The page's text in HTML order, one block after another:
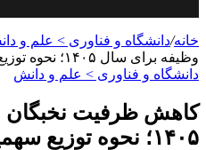
خانه/دانشگاه و فناوری > علم و
وظیفه برای سال ۱۴۰۵؛ نحوه توزیع سهمیه
دانشگاه و فناوری > علم و دانش
کاهش ظرفیت نخبگان
۱۴۰۵؛ نحوه توزیع سهمیه